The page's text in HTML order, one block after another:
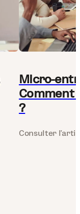
Micro-
Comment
?
Consulter